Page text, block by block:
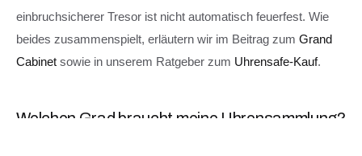
einbruchsicherer Tresor ist nicht automatisch feuerfest. Wie
beides zusammenspielt, erläutern wir im Beitrag zumGrand
Cabinet sowie in unserem Ratgeber zum Uhrensafe-Kauf.
Welchen Grad braucht meine Uhrensammlung?